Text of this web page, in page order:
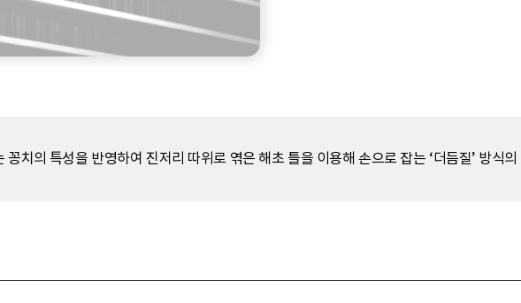
치의 특성을 반영하여 진저리 따위로 엮은 해초 틀을 이용해 손으로 잡는 ‘더듬질’ 방식